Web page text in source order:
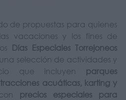
de propuestas para quienes
vacaciones y los fines de
Días Especiales Torrejoneos
selección de actividades y
que incluyen parques
acuáticas, karting y
precios especiales para